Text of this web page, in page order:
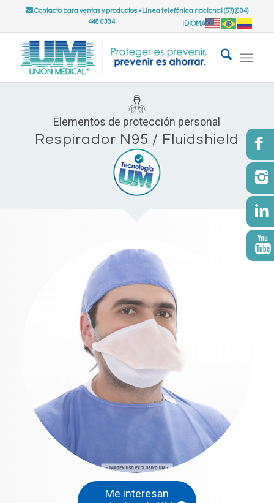
Contacto para ventas y productos• Línea telefónica nacional (57) (604)
448 0334
IDIOMA
Elementos de protección personal
Respirador N95 / Fluidshield
Me interesan